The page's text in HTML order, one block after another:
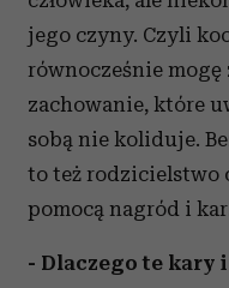
jego czyny. Czyli
równocześnie
zachowanie, które
sobą nie koliduje.
to też rodzicielstwo
pomocą nagród i
- Dlaczego te kary